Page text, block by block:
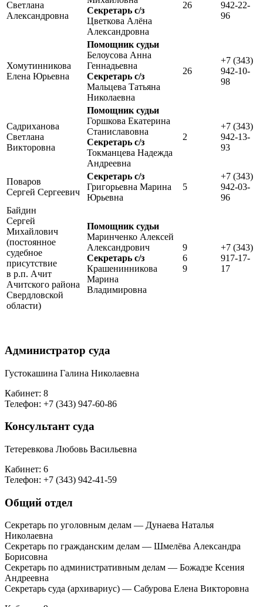
Светлана
Александровна
Секретарь с/з
Цветкова Алёна
Александровна
26
942-22-
96
Хомутинникова
Елена Юрьевна
Помощник судьи
Белоусова Анна
Геннадьевна
Секретарь с/з
Мальцева Татьяна
Николаевна
26
+7 (343)
942-10-
98
Садриханова
Светлана
Викторовна
Помощник судьи
Горшкова Екатерина
Станиславовна
Секретарь с/з
Токманцева Надежда
Андреевна
2
+7 (343)
942-13-
93
Поваров
Сергей Сергеевич
Секретарь с/з
Григорьевна Марина
Юрьевна
5
+7 (343)
942-03-
96
Байдин
Сергей
Михайлович
(постоянное
судебное
присутствие
в р.п. Ачит
Ачитского района
Свердловской
области)
Помощник судьи
Маринченко Алексей
Александрович
Секретарь с/з
Крашенинникова
Марина
Владимировна
9
6
9
+7 (343)
917-17-
17
Администратор суда
Густокашина Галина Николаевна
Кабинет: 8
Телефон: +7 (343) 947-60-86
Консультант суда
Тетеревкова Любовь Васильевна
Кабинет: 6
Телефон: +7 (343) 942-41-59
Общий отдел
Секретарь по уголовным делам — Дунаева Наталья
Николаевна
Секретарь по гражданским делам — Шмелёва Александра
Борисовна
Секретарь по административным делам — Божадзе Ксения
Андреевна
Секретарь суда (архивариус) — Сабурова Елена Викторовна